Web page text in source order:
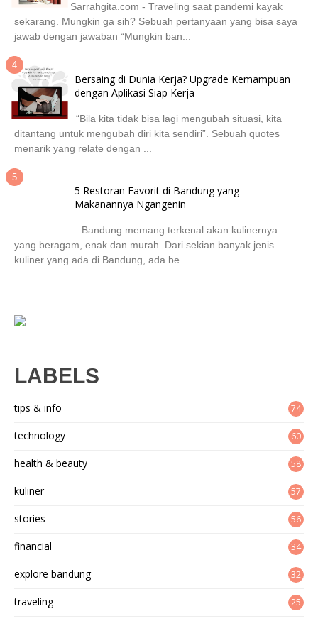
Sarrahgita.com - Traveling saat pandemi kayak
sekarang. Mungkin ga sih? Sebuah pertanyaan yang bisa saya
jawab dengan jawaban “Mungkin ban...
Bersaing di Dunia Kerja? Upgrade Kemampuan
dengan Aplikasi Siap Kerja
“Bila kita tidak bisa lagi mengubah situasi, kita
ditantang untuk mengubah diri kita sendiri”. Sebuah quotes
menarik yang relate dengan ...
5 Restoran Favorit di Bandung yang
Makanannya Ngangenin
Bandung memang terkenal akan kulinernya
yang beragam, enak dan murah. Dari sekian banyak jenis
kuliner yang ada di Bandung, ada be...
LABELS
tips & info 74
technology 60
health & beauty 58
kuliner 57
stories 56
financial 34
explore bandung 32
traveling 25